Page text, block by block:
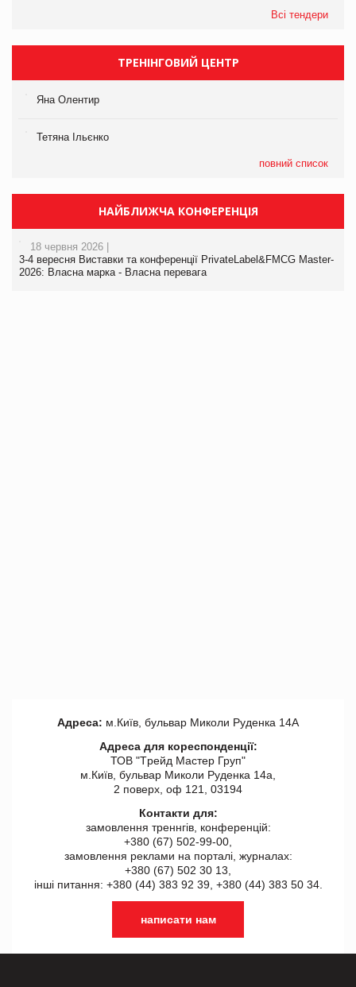
Всі тендери
ТРЕНІНГОВИЙ ЦЕНТР
Яна Олентир
Тетяна Ільєнко
повний список
НАЙБЛИЖЧА КОНФЕРЕНЦІЯ
18 червня 2026 |
3-4 вересня Виставки та конференції PrivateLabel&FMCG Master-
2026: Власна марка - Власна перевага
Адреса: м.Київ, бульвар Миколи Руденка 14А
Адреса для кореспонденції:
ТОВ "Tрейд Мастер Груп"
м.Київ, бульвар Миколи Руденка 14а,
2 поверх, оф 121, 03194
Контакти для:
замовлення треннгів, конференцій:
+380 (67) 502-99-00,
замовлення реклами на порталі, журналах:
+380 (67) 502 30 13,
інші питання: +380 (44) 383 92 39, +380 (44) 383 50 34.
написати нам